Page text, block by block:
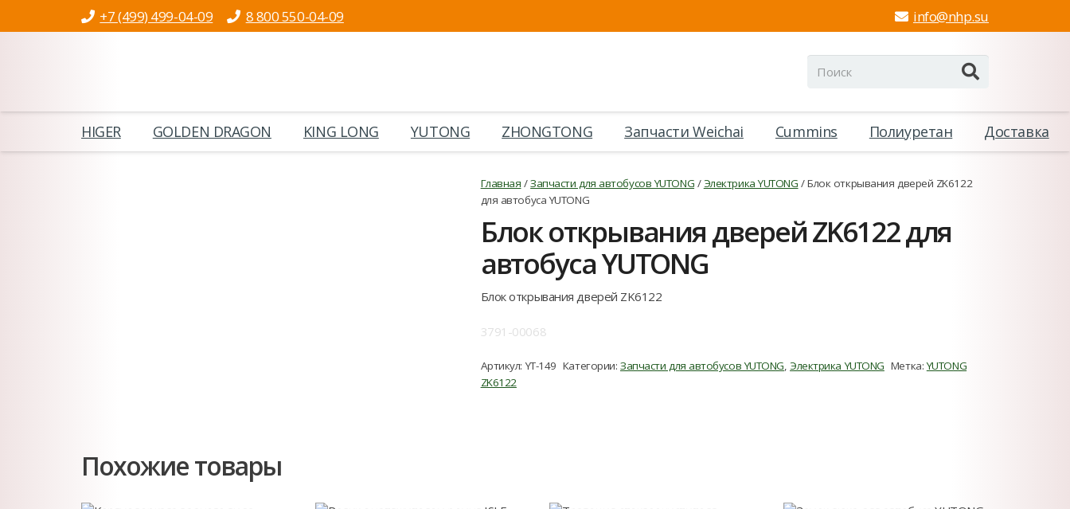
+7 (499) 499-04-09 8 800 550-04-09 info@nhp.su
HIGER GOLDEN DRAGON KING LONG YUTONG ZHONGTONG Запчасти Weichai Cummins Полиуретан Доставка
Главная /Запчасти для автобусов YUTONG /Электрика YUTONG / Блок открывания дверей ZK6122
для автобуса YUTONG
Блок открывания дверей ZK6122 для
автобуса YUTONG
Блок открывания дверей ZK6122
3791-00068
Артикул: YT-149 Категории: Запчасти для автобусов YUTONG,Электрика YUTONG Метка:YUTONG
ZK6122
Похожие товары